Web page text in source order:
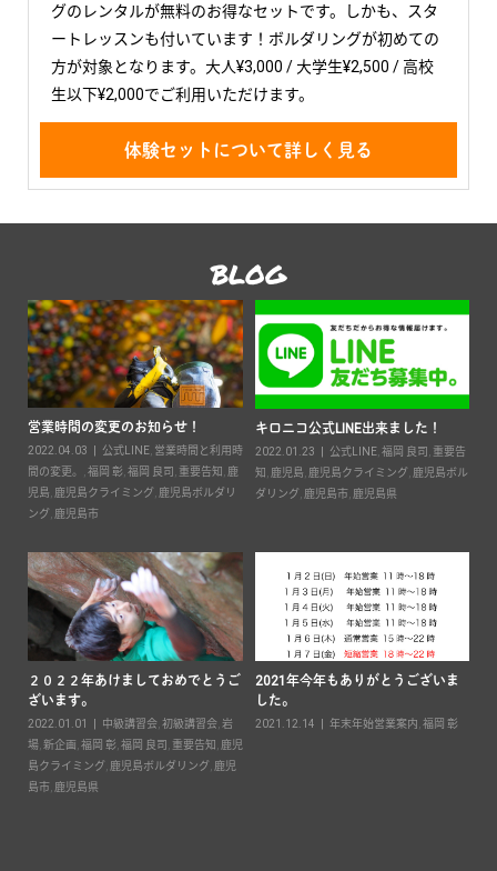
グのレンタルが無料のお得なセットです。しかも、スタ
ートレッスンも付いています！ボルダリングが初めての
方が対象となります。大人¥3,000 / 大学生¥2,500 / 高校
生以下¥2,000でご利用いただけます。
体験セットについて詳しく見る
BLOG
営業時間の変更のお知らせ！
2022.04.03 公式LINE, 営業時間と利用時
間の変更。
福岡 彰 福岡 良司 重要告知
鹿
児島
鹿児島クライミング, 鹿児島ボルダリ
ング, 鹿児島市
キロニコ公式LINE出来ました！
2022.01.23 公式LINE,福岡 良司 , 重要告
知 ,鹿児島,鹿児島クライミング,鹿児島ボル
ダリング,鹿児島市,鹿児島県
２０２２年あけましておめでとうご
ざいます。
2022.01.01 中級講習会, 初級講習会, 岩
場, 新企画 福岡 彰 福岡 良司 重要告知
鹿児
島クライミング, 鹿児島ボルダリング, 鹿児
島市, 鹿児島県
2021年今年もありがとうございま
した。
2021.12.14 年末年始営業案内 福岡 彰